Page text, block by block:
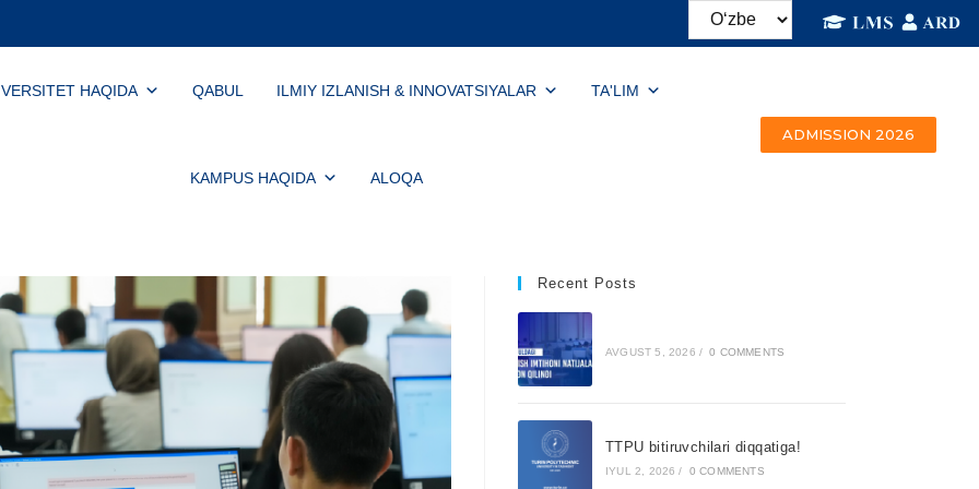
HAQIDA QABUL ILMIY IZLANISH & INNOVATSIYALAR TA'LIM
KAMPUS HAQIDA ALOQA
ADMISSION 2026
Recent Posts
AVGUST 5, 2026 / 0 COMMENTS
TTPU bitiruvchilari diqqatiga!
IYUL 2, 2026 / 0 COMMENTS